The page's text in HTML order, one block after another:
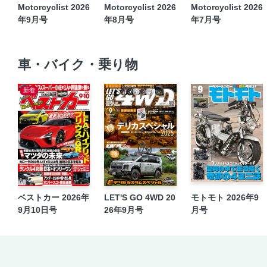
Motorcyclist 2026
年9月号
Motorcyclist 2026
年8月号
Motorcyclist 2026
年7月号
車・バイク・乗り物
新着
ベストカー 2026年
9月10日号
LET'S GO 4WD 20
26年9月号
モトモト 2026年9
月号